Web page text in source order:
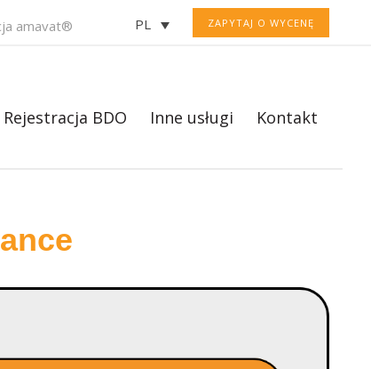
ZAPYTAJ O WYCENĘ
PL
amavat®
Rejestracja BDO Inne usługi Kontakt